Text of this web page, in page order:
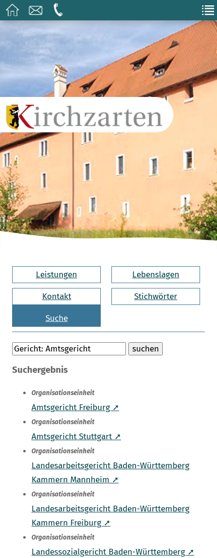
Leistungen Lebenslagen
Kontakt Stichwörter
Suche
Suchergebnis
Organisationseinheit
Amtsgericht Freiburg ➚
Organisationseinheit
Amtsgericht Stuttgart ➚
Organisationseinheit
Landesarbeitsgericht Baden-Württemberg
Kammern Mannheim ➚
Organisationseinheit
Landesarbeitsgericht Baden-Württemberg
Kammern Freiburg ➚
Organisationseinheit
Landessozialgericht Baden-Württemberg ➚